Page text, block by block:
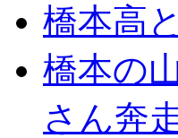
橋本高
橋本の
さん奔